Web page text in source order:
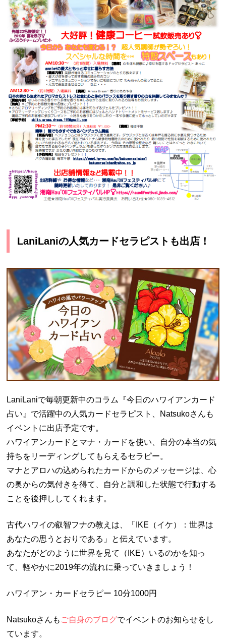
LaniLaniの人気カードセラピストも出店！
LaniLaniで毎朝更新中のコラム『今日のハワイアンカード
占い』で活躍中の人気カードセラピスト、Natsukoさんも
イベントに出店予定です。
ハワイアンカードとマナ・カードを使い、自分の本当の気
持ちをリーディングしてもらえるセラピー。
マナとアロハの込められたカードからのメッセージは、心
の奥からの気付きを得て、自分と調和した状態で行動する
ことを後押ししてくれます。
古代ハワイの叡智フナの教えは、「IKE（イケ）：世界は
あなたの思うとおりである」と伝えています。
あなたがどのように世界を見て（IKE）いるのかを知っ
て、軽やかに2019年の流れに乗っていきましょう！
ハワイアン・カードセラピー 10分1000円
Natsukoさんも ご自身のブログでイベントのお知らせをし
ています。